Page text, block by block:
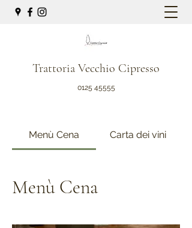
Trattoria Vecchio Cipresso
0125 45555
Menù Cena Carta dei vini
Menù Cena